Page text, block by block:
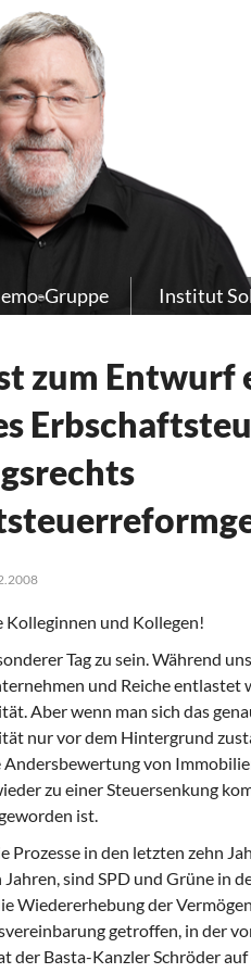
Gruppe Institut
zum Entwurf
Kolleginnen und Kollegen!
Tag zu sein. Während
und Reiche entlastet
Aber wenn man sich das
nur vor dem Hintergrund
Andersbewertung von
zu einer Steuersenkung
ist.
Prozesse in den letzten zehn
Jahren, sind SPD und Grüne in
Wiedererhebung der
getroffen, in der
der Basta-Kanzler Schröder